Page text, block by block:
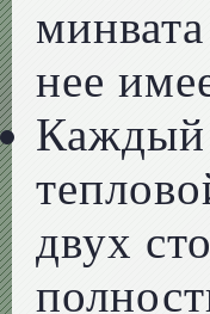
нее
Каждый
двух